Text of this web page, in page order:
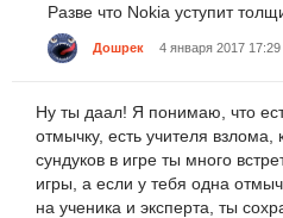
Разве что Nokia уступит
Дошрек 4 января 2017 17:29
Ну ты даал! Я понимаю, что
отмычку, есть учителя взлома,
сундуков в игре ты много
игры, а если у тебя одна
на ученика и эксперта, ты